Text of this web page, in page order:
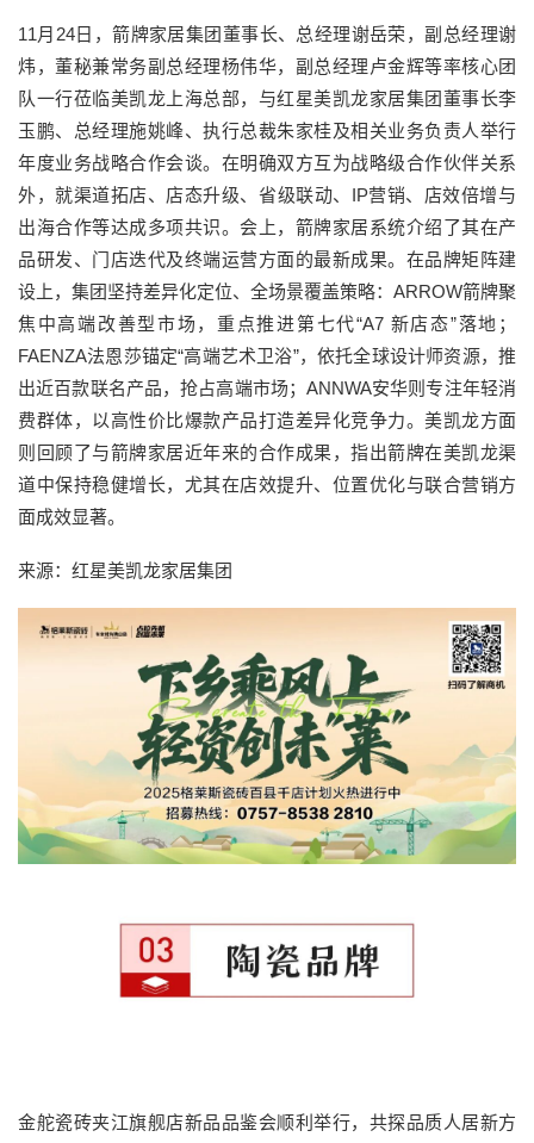
11月24日，箭牌家居集团董事长、总经理谢岳荣，副总经理谢
炜，董秘兼常务副总经理杨伟华，副总经理卢金辉等率核心团
队一行莅临美凯龙上海总部，与红星美凯龙家居集团董事长李
玉鹏、总经理施姚峰、执行总裁朱家桂及相关业务负责人举行
年度业务战略合作会谈。在明确双方互为战略级合作伙伴关系
外，就渠道拓店、店态升级、省级联动、IP营销、店效倍增与
出海合作等达成多项共识。会上，箭牌家居系统介绍了其在产
品研发、门店迭代及终端运营方面的最新成果。在品牌矩阵建
设上，集团坚持差异化定位、全场景覆盖策略：ARROW箭牌聚
焦中高端改善型市场，重点推进第七代“A7 新店态”落地；
FAENZA法恩莎锚定“高端艺术卫浴”，依托全球设计师资源，推
出近百款联名产品，抢占高端市场；ANNWA安华则专注年轻消
费群体，以高性价比爆款产品打造差异化竞争力。美凯龙方面
则回顾了与箭牌家居近年来的合作成果，指出箭牌在美凯龙渠
道中保持稳健增长，尤其在店效提升、位置优化与联合营销方
面成效显著。
来源：红星美凯龙家居集团
金舵瓷砖夹江旗舰店新品品鉴会顺利举行，共探品质人居新方